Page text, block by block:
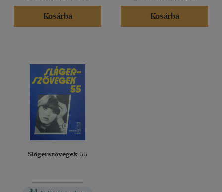
Kosárba
Kosárba
Slágerszövegek 55